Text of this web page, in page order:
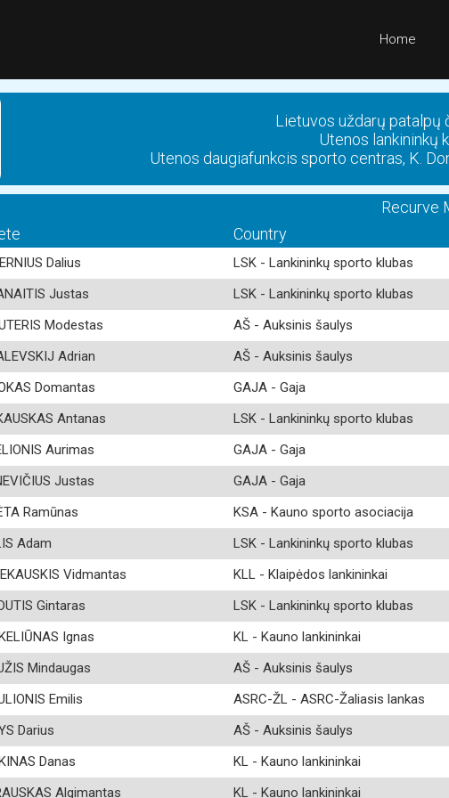
Home
Lietuvos uždarų patalpų
Utenos lankininkų
Utenos daugiafunkcis sporto centras, K.
Recurve
Country
Dalius LSK - Lankininkų sporto klubas
Justas LSK - Lankininkų sporto klubas
Modestas AŠ - Auksinis šaulys
Adrian AŠ - Auksinis šaulys
Domantas GAJA - Gaja
Antanas LSK - Lankininkų sporto klubas
Aurimas GAJA - Gaja
Justas GAJA - Gaja
Ramūnas KSA - Kauno sporto asociacija
Adam LSK - Lankininkų sporto klubas
Vidmantas KLL - Klaipėdos lankininkai
Gintaras LSK - Lankininkų sporto klubas
Ignas KL - Kauno lankininkai
Mindaugas AŠ - Auksinis šaulys
Emilis ASRC-ŽL - ASRC-Žaliasis lankas
Darius AŠ - Auksinis šaulys
Danas KL - Kauno lankininkai
Algimantas KL - Kauno lankininkai